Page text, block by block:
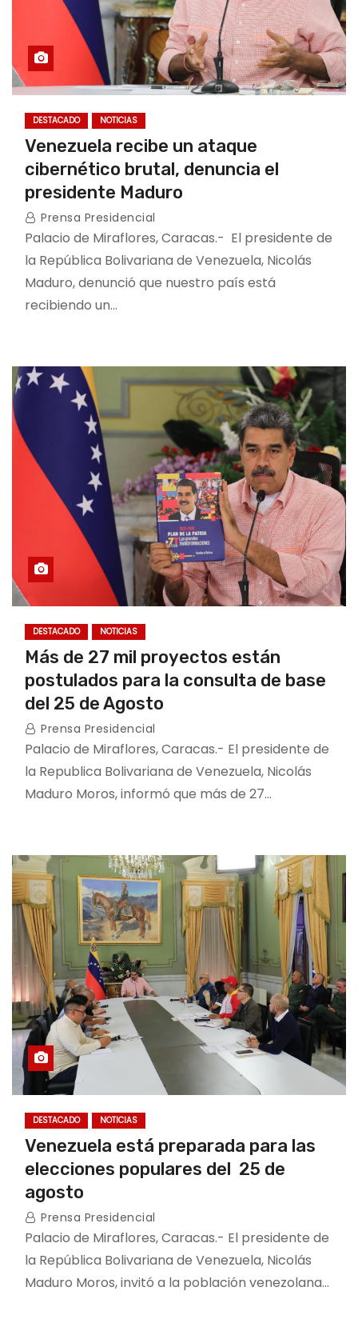
DESTACADO NOTICIAS
Venezuela recibe un ataque
cibernético brutal, denuncia el
presidente Maduro
Prensa Presidencial
Palacio de Miraflores, Caracas.- El presidente de
la República Bolivariana de Venezuela, Nicolás
Maduro, denunció que nuestro país está
recibiendo un…
DESTACADO NOTICIAS
Más de 27 mil proyectos están
postulados para la consulta de base
del 25 de Agosto
Prensa Presidencial
Palacio de Miraflores, Caracas.- El presidente de
la Republica Bolivariana de Venezuela, Nicolás
Maduro Moros, informó que más de 27…
DESTACADO NOTICIAS
Venezuela está preparada para las
elecciones populares del 25 de
agosto
Prensa Presidencial
Palacio de Miraflores, Caracas.- El presidente de
la República Bolivariana de Venezuela, Nicolás
Maduro Moros, invitó a la población venezolana…